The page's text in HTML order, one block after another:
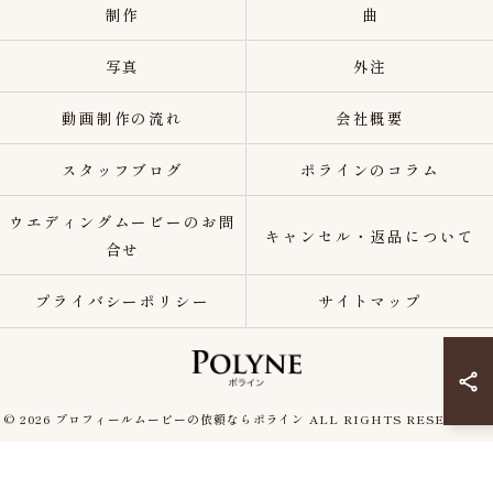
制作 曲
写真 外注
動画制作の流れ 会社概要
スタッフブログ ポラインのコラム
ウエディングムービーのお問
合せ
キャンセル・返品について
プライバシーポリシー サイトマップ
© 2026 プロフィールムービーの依頼ならポライン ALL RIGHTS RESERVED.